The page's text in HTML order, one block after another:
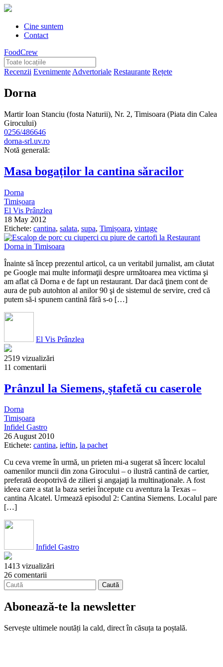
Cine suntem
Contact
FoodCrew
Recenzii Evenimente Advertoriale Restaurante Rețete
Dorna
Martir Ioan Stanciu (fosta Naturii), Nr. 2, Timisoara (Piata din Calea
Girocului)
0256/486646
dorna-srl.uv.ro
Notă generală:
Masa bogaților la cantina săracilor
Dorna
Timișoara
El Vis Prânzlea
18 May 2012
Etichete: cantina, salata, supa, Timișoara, vintage
Înainte să încep prezentul articol, ca un veritabil jurnalist, am căutat
pe Google mai multe informaţii despre următoarea mea victima şi
am aflat că Dorna e de fapt un restaurant. Dar dacă ţinem cont de
aura de pub autohton al anilor 90 şi de sistemul de servire, cred că
putem să-i spunem cantină fără s-o […]
El Vis Prânzlea
2519 vizualizări
11 comentarii
Prânzul la Siemens, ştafetă cu caserole
Dorna
Timișoara
Infidel Gastro
26 August 2010
Etichete: cantina, ieftin, la pachet
Cu ceva vreme în urmă, un prieten mi-a sugerat să încerc localul
oamenilor muncii din zona Girocului – o ilustră cantină de cartier,
preferată deopotrivă de zilieri şi angajaţi la multinaţionale. A fost
ideea care a stat la baza seriei începute cu aventura la Texas –
cantina Alcatel. Urmează episodul 2: Cantina Siemens. Localul pare
[…]
Infidel Gastro
1413 vizualizări
26 comentarii
Abonează-te la newsletter
Servește ultimele noutăți la cald, direct în căsuța ta poștală.